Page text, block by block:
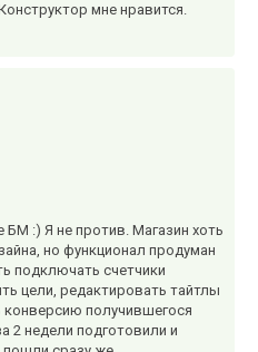
мне нравится.
:) Я не против. Магазин хоть
но функционал продуман
подключать счетчики
цели, редактировать тайтлы
конверсию получившегося
2 недели подготовили и